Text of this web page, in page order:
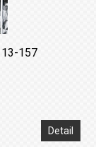
157
Detail